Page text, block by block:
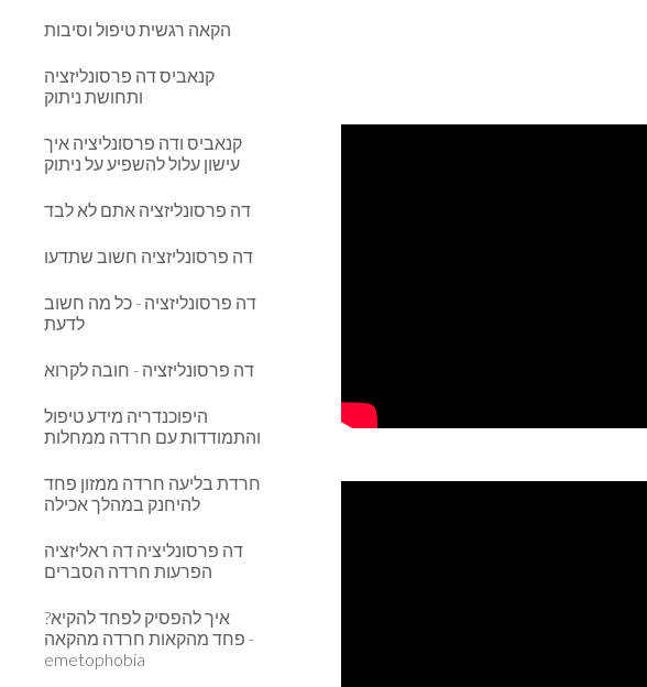
הקאה רגשית טיפול וסיבות
קנאביס דה פרסונליזציה
ותחושת ניתוק
קנאביס ודה פרסונליציה איך
עישון עלול להשפיע על ניתוק
דה פרסונליזציה אתם לא לבד
דה פרסונליזציה חשוב שתדעו
דה פרסונליזציה - כל מה חשוב
לדעת
דה פרסונליזציה - חובה לקרוא
היפוכנדריה מידע טיפול
והתמודדות עם חרדה ממחלות
חרדת בליעה חרדה ממזון פחד
להיחנק במהלך אכילה
דה פרסונליציה דה ראליזציה
הפרעות חרדה הסברים
איך להפסיק לפחד להקיא?
פחד מהקאות חרדה מהקאה -
emetophobia